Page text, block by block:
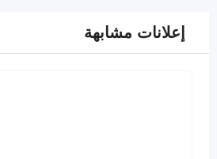
إعلانات مشابهة